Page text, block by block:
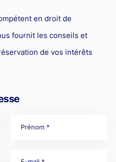
en droit de
fournit les conseils et
de vos intérêts